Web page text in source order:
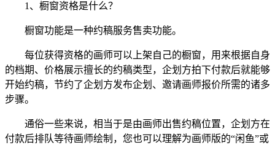
1、橱窗资格是什么？
橱窗功能是一种约稿服务售卖功能。
每位获得资格的画师可以上架自己的橱窗，用来根据自身
的档期、价格展示擅长的约稿类型，企划方拍下付款后就能够
开始约稿，节约了企划方发布企划、邀请画师报价所需的诸多
步骤。
通俗一些来说，相当于是由画师出售约稿位置，企划方在
付款后排队等待画师绘制，您也可以理解为画师版的“闲鱼”或